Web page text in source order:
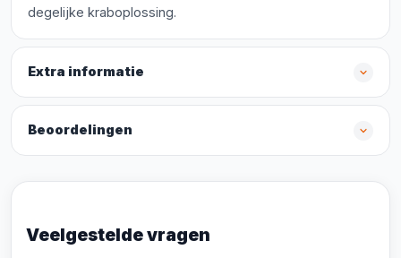
degelijke kraboplossing.
Extra informatie
Beoordelingen
Veelgestelde vragen